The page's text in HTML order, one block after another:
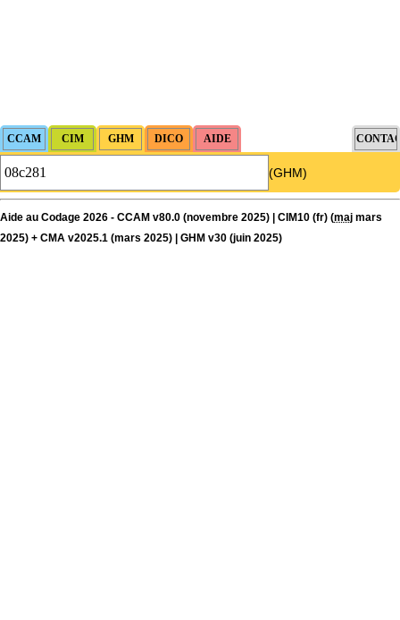
(GHM)
Aide au Codage 2026 - CCAM v80.0 (novembre 2025) | CIM10 (fr) (maj mars
2025) + CMA v2025.1 (mars 2025) | GHM v30 (juin 2025)